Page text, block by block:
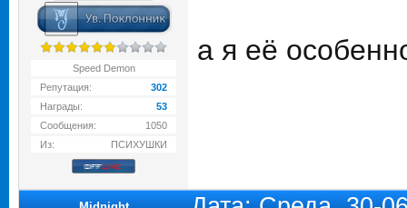
Speed Demon
Репутация:
302
Награды:
53
Сообщения:
1050
Из:
ПСИХУШКИ
а я её